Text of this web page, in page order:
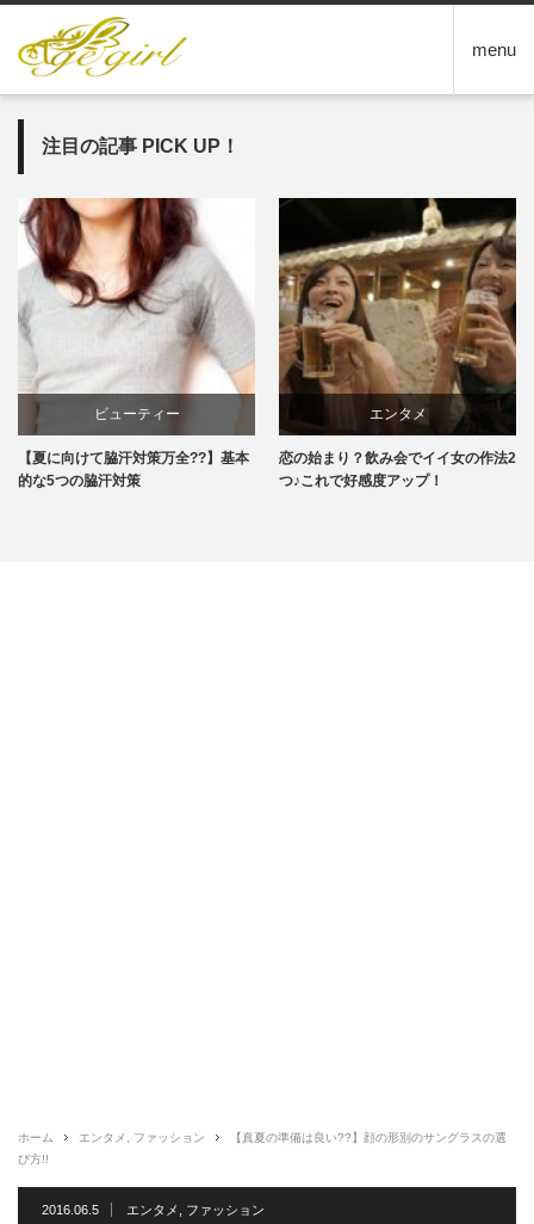
menu
注目の記事 PICK UP！
ビューティー
【夏に向けて脇汗対策万全??】基本
的な5つの脇汗対策
エンタメ
恋の始まり？飲み会でイイ女の作法2
つ♪これで好感度アップ！
ホーム エンタメ ファッション
【真夏の準備は良い??】顔の形別のサングラスの選
び方!!
2016.06.5 エンタメ ファッション